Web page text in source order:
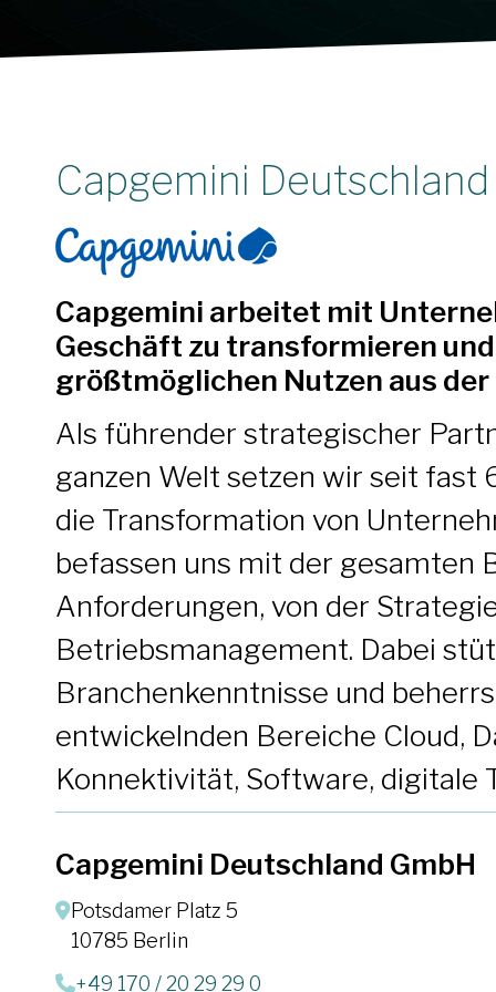
Capgemini
Capgemini arbeitet mit
Geschäft zu transformieren
größtmöglichen Nutzen aus
Als führender strategischer
ganzen Welt setzen wir seit fast
die Transformation von
befassen uns mit der gesamten
Anforderungen, von der
Betriebsmanagement. Dabei
Branchenkenntnisse und
entwickelnden Bereiche Cloud,
Konnektivität, Software, digitale
Capgemini Deutschland GmbH
Potsdamer Platz 5
10785 Berlin
+49 170 / 20 29 29 0